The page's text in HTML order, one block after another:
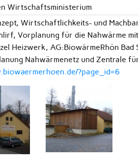
Wirtschaftsministerium
Wirtschaftlichkeits- und
Vorplanung für die Nahwärme
Heizwerk, AG:BiowärmeRhön Bad
Nahwärmenetz und Zentrale
?page_id=6